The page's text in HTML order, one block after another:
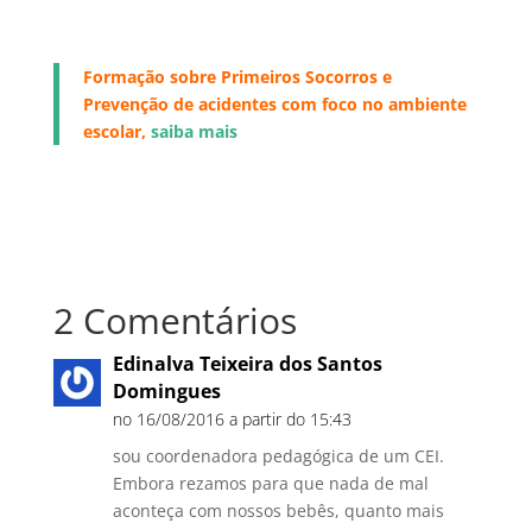
Formação sobre Primeiros Socorros e
Prevenção de acidentes com foco no ambiente
escolar, saiba mais
2 Comentários
Edinalva Teixeira dos Santos
Domingues
no 16/08/2016 a partir do 15:43
sou coordenadora pedagógica de um CEI.
Embora rezamos para que nada de mal
aconteça com nossos bebês, quanto mais